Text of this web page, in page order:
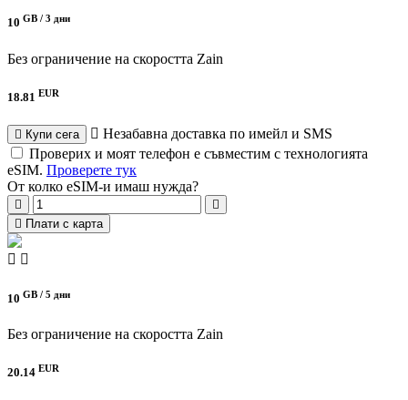
10 GB / 3 дни
Без ограничение на скоростта Zain
18.81 EUR
Купи сега
Незабавна доставка по имейл и SMS
Проверих и моят телефон е съвместим с технологията
eSIM. Проверете тук
От колко eSIM-и имаш нужда?
Плати с карта
10 GB / 5 дни
Без ограничение на скоростта Zain
20.14 EUR